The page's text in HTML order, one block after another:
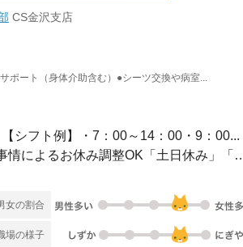
CS金沢支店
ポート（身体介助含む）●シーツ交換や病室...
シフト例】・7：00～14：00・9：00...
●希望のお休みをご相談ください！●家庭などの事
女の割合
場の様子